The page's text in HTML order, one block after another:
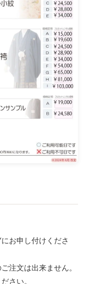
お申し付けくださ
注文は出来ません。
さい。